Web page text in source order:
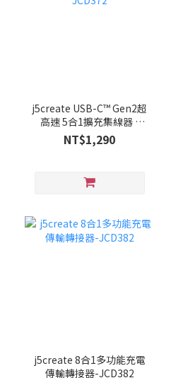
j5create USB-C™ Gen2超
高速 5合1擴充集線器 -
JCD372
NT$1,290
j5create 8合1多功能充電
傳輸轉接器-JCD382